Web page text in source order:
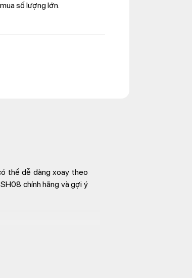
số lượng lớn.
thể dễ dàng xoay theo
chính hãng và gợi ý